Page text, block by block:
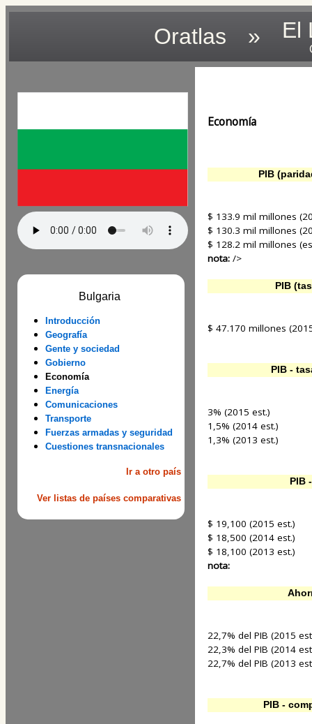
Oratlas » El
Bulgaria
Introducción
Geografía
Gente y sociedad
Gobierno
Economía
Energía
Comunicaciones
Transporte
Fuerzas armadas y seguridad
Cuestiones transnacionales
Ir a otro país
Ver listas de países comparativas
Economía
PIB
$ 133.9 mil millones
$ 130.3 mil millones
$ 128.2 mil millones
nota: />
PIB
$ 47.170 millones
PIB -
3% (2015 est.)
1,5% (2014 est.)
1,3% (2013 est.)
PIB
$ 19,100 (2015 est.)
$ 18,500 (2014 est.)
$ 18,100 (2013 est.)
nota:
22,7% del PIB (2015
22,3% del PIB (2014
22,7% del PIB (2013
PIB -